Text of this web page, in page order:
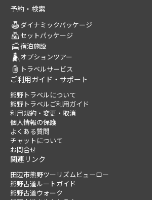
予約・検索
ダイナミックパッケージ
セットパッケージ
宿泊施設
オプションツアー
トラベルサービス
ご利用ガイド・サポート
熊野トラベルについて
熊野トラベルご利用ガイド
利用規約・変更・取消
個人情報の保護
よくある質問
チャットについて
お問合せ
関連リンク
田辺市熊野ツーリズムビューロー
熊野古道ルートガイド
熊野古道ウォーク